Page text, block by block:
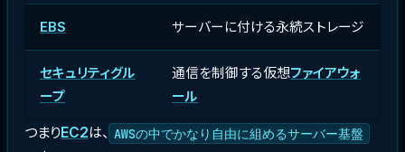
EBS サーバーに付ける永続ストレージ
セキュリティグル
ープ
通信を制御する仮想ファイアウォ
ール
つまり EC2は、 AWSの中でかなり自由に組めるサーバー基盤